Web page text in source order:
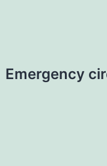
Emergency